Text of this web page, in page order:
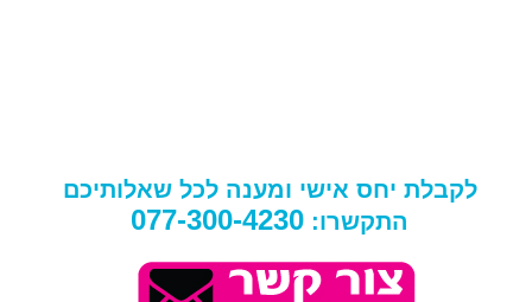
לקבלת יחס אישי ומענה לכל שאלותיכם
התקשרו: 077-300-4230